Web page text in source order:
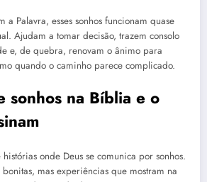
a Palavra, esses sonhos funcionam quase
Ajudam a tomar decisão, trazem consolo
e, de quebra, renovam o ânimo para
quando o caminho parece complicado.
sonhos na Bíblia e o
onde Deus se comunica por sonhos.
bonitas, mas experiências que mostram na